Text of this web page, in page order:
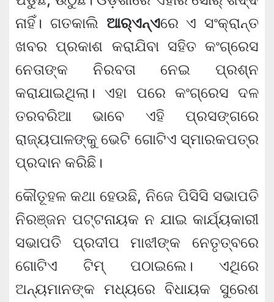
ନାହିଁ। ଗତକାଲି ଆର୍‌ଏନ୍ଏରେ ଏ ସଂକ୍ରାନ୍ତ
ଖବର ପ୍ରକାଶ କରାଯିବା ସହିତ କଂଗ୍ରେସ
ନେତାଙ୍କ ନିରବତା ନେଇ ପ୍ରଶ୍ନ
କରାଯାଇଥିଲା। ଏହା ପରେ କଂଗ୍ରେସ ଦଳ
ତରବରିଆ ଭାବେ ଏହି ପ୍ରସଙ୍ଗରେ
ରାଜ୍ୟପାଳଙ୍କୁ ଭେଟି ଗୋଟିଏ ସ୍ମାରକପତ୍ର
ପ୍ରଦାନ କରିଛି।
କୌତୂହଳ କଥା ହେଉଛି, ନିଜେ ପିସିସି ସଭାପତି
ନିରଞ୍ଜନ ପଟ୍ଟନାୟକ ନ ଯାଇ କାର୍ଯ୍ୟକାରୀ
ସଭାପତି ପ୍ରଦୀପ ମାଝୀଙ୍କ ନେତୃତ୍ବରେ
ଗୋଟିଏ ଟିମ୍ ପଠାଇଲେ। ଏଥିରେ
ଅନ୍ୟମାନଙ୍କ ମଧ୍ୟରେ ବିଧାୟକ ସୁରେଶ